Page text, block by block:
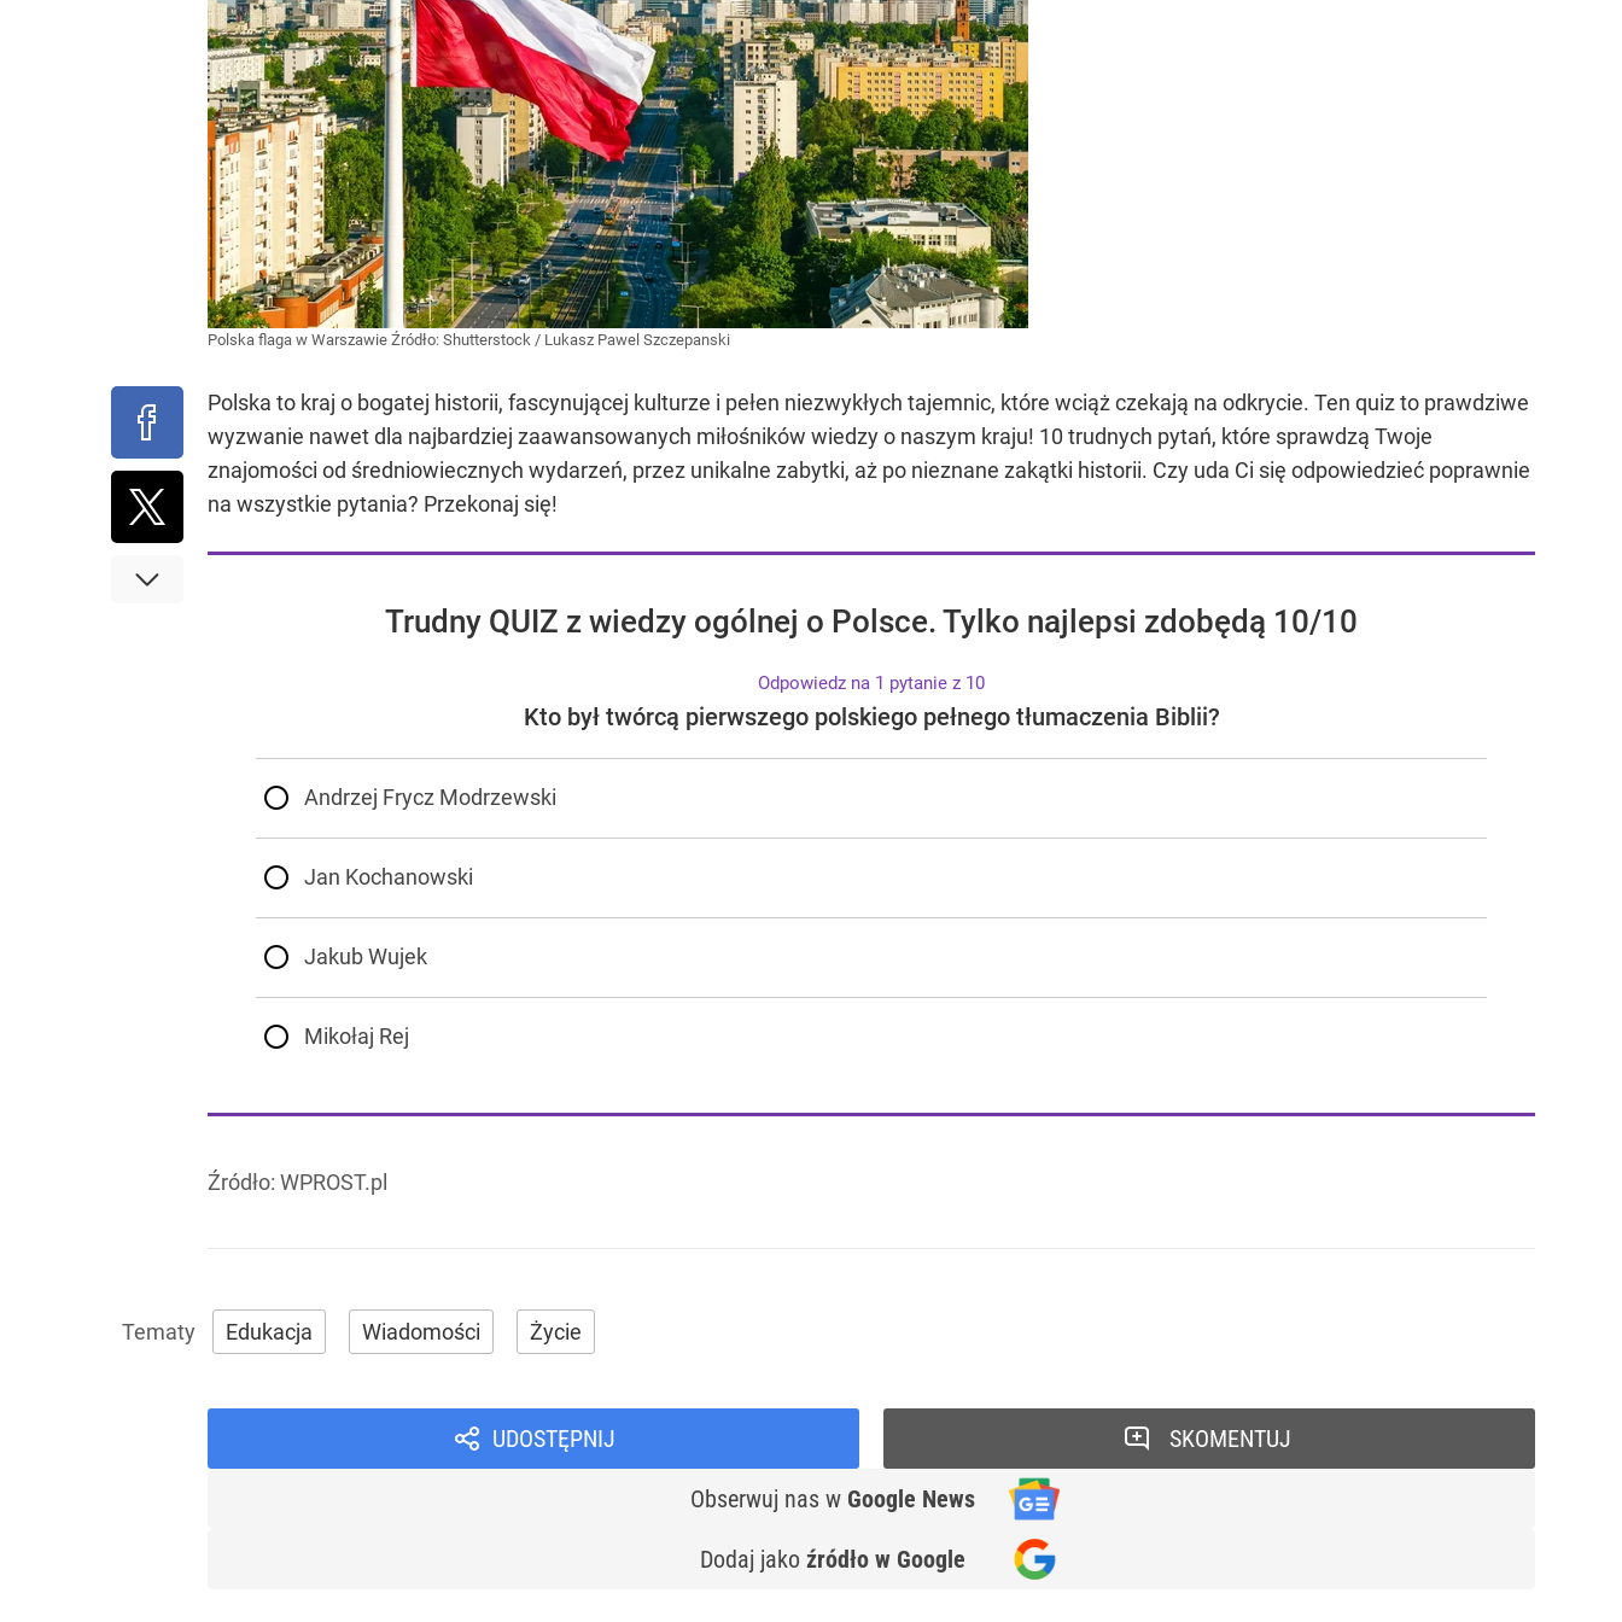
Polska flaga w Warszawie Źródło: Shutterstock / Lukasz Pawel Szczepanski
Polska to kraj o bogatej historii, fascynującej kulturze i pełen niezwykłych tajemnic, które wciąż czekają na odkrycie. Ten quiz to prawdziwe
wyzwanie nawet dla najbardziej zaawansowanych miłośników wiedzy o naszym kraju! 10 trudnych pytań, które sprawdzą Twoje
znajomości od średniowiecznych wydarzeń, przez unikalne zabytki, aż po nieznane zakątki historii. Czy uda Ci się odpowiedzieć poprawnie
na wszystkie pytania? Przekonaj się!
Trudny QUIZ z wiedzy ogólnej o Polsce. Tylko najlepsi zdobędą 10/10
Odpowiedz na 1 pytanie z 10
Kto był twórcą pierwszego polskiego pełnego tłumaczenia Biblii?
Andrzej Frycz Modrzewski
Jan Kochanowski
Jakub Wujek
Mikołaj Rej
Źródło: WPROST.pl
Edukacja Wiadomości Życie
UDOSTĘPNIJ
Obserwuj nas w Google News
Dodaj jako źródło w Google
SKOMENTUJ